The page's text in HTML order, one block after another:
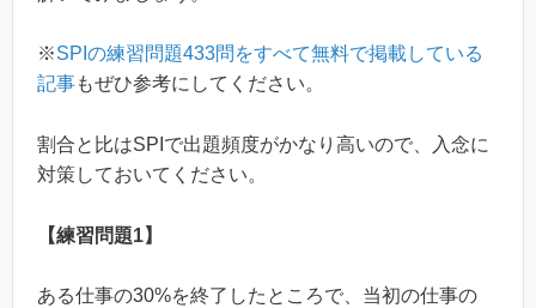
※SPIの練習問題433問をすべて無料で掲載している
記事もぜひ参考にしてください。
割合と比はSPIで出題頻度がかなり高いので、入念に
対策しておいてください。
【練習問題1】
ある仕事の30%を終了したところで、当初の仕事の